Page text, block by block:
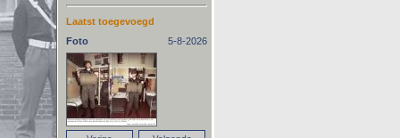
Laatst toegevoegd
Foto
5-8-2026